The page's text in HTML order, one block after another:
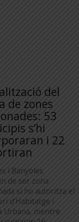
del
de zones
53
s’hi
i 22
i Banyoles
de ser zona
si ho autoritza el
d’Habitatge i
Urbana, mentre